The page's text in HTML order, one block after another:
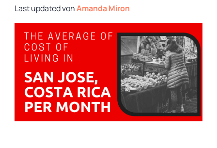
vonAmanda Miron